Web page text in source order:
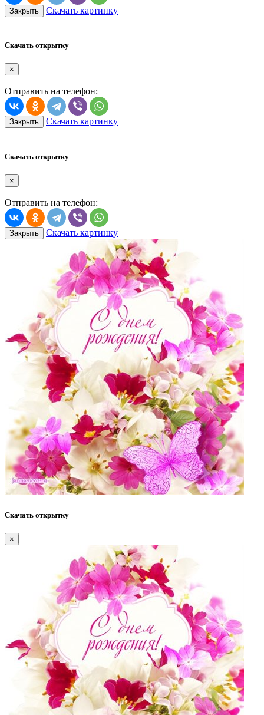
Закрыть Скачать картинку
Скачать открытку
×
Отправить на телефон:
Закрыть Скачать картинку
Скачать открытку
×
Отправить на телефон:
Закрыть Скачать картинку
Скачать открытку
×